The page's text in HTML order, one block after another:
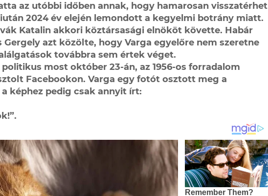
az utóbbi időben annak, hogy hamarosan visszatérhet
2024 év elején lemondott a kegyelmi botrány miatt.
Katalin akkori köztársasági elnököt követte. Habár
Gergely azt közölte, hogy Varga egyelőre nem szeretne
továbbra sem értek véget.
most október 23-án, az 1956-os forradalom
Facebookon. Varga egy fotót osztott meg a
képhez pedig csak annyit írt: